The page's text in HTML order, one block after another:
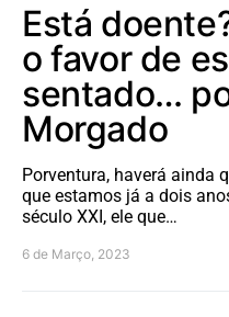
Está
o favor de
sentado…
Morgado
Porventura, haverá ainda
que estamos já a dois
século XXI, ele que…
6 de Março, 2023